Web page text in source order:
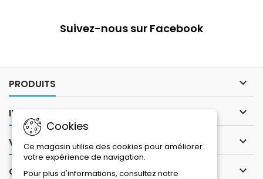
Suivez-nous sur Facebook
PRODUITS 
INFORMATIONS 
VOTRE COMPTE 
CONTACT 
Cookies
Ce magasin utilise des cookies pour améliorer
votre expérience de navigation.
Pour plus d'informations, consultez notre